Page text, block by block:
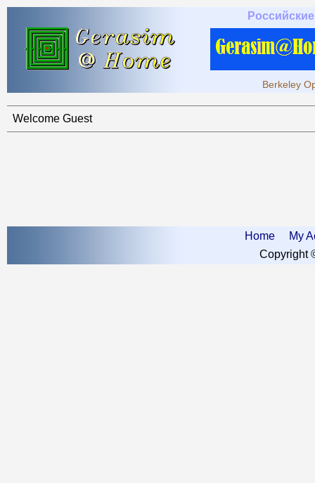
Berkeley
Welcome Guest
Home
My
Copyright